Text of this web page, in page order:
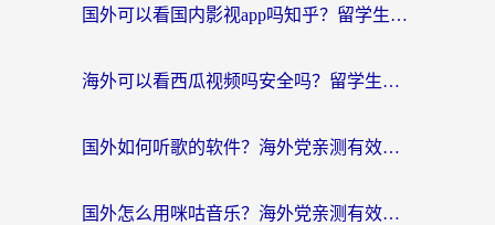
国外可以看国内影视app吗知乎？留学生亲测有效的回国加速方案
海外可以看西瓜视频吗安全吗？留学生亲测：3步解决回国追剧难题，附靠谱加速器推荐
国外如何听歌的软件？海外党亲测有效的回国加速器指南
国外怎么用咪咕音乐？海外党亲测有效的听歌自由指南